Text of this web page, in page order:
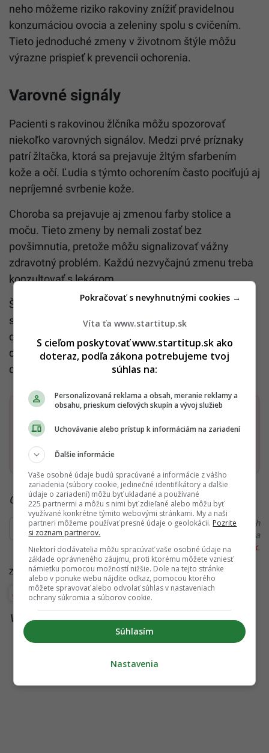
neho môžeme riziko rakoviny znížiť pravidelnou
konzumáciou ovocia a zeleniny spolu s cvičením.
Tieto jednoduché zmeny v životnom štýle môžu
výrazne prispieť k prevencii ochorenia.
Varovné signály
Pacienti s rakovinou žlčníka môžu spozorovať
niekoľko varovných signálov. Medzi prvé príznaky
patrí žltačka, ktorá sa prejavuje žltým sfarbením
kože a očí. Ľudia s týmto ochorením často pociťujú aj
nepríjemné svrbenie kože.
Choroba sa prejavuje aj zmenou farby stolice a
moču. Tieto zmeny by nemali zostať bez
povšimnutia, pretože môžu signalizovať vážny
zdravotný problém. Každú nezvyčajnú zmenu treba
konzultovať s lekárom.
Štatistiky o prežití pacientov s rakovinou žlčníka nie
sú povzbudivé. Z celkového počtu
diagnostikovaných pacientov prežije dlhšie ako
desať rokov len každý šiesty pacient. Preto je
dôležité zachytiť ochorenie včas.
Dostaň Startitup do svojich Google odporúčaní
Čítaj viac z kategórie:Zaujímavosti
Ďakujeme, že čítaš Startitup. V prípade, že máš postreh
alebo si našiel v článku chybu, napíš nám na
redakcia@startitup.sk.
Zdroje:NIH,Cancer Research UK,MailOnline
Štúdie, prieskumy a analýzy
Viac k téme:rakovina,rakovina u mladych
Víta ťa www.startitup.sk
S cieľom poskytovať www.startitup.sk ako
doteraz, podľa zákona potrebujeme tvoj
súhlas na:
Personalizovaná reklama a obsah, meranie reklamy a
obsahu, prieskum cieľových skupín a vývoj služieb
Uchovávanie alebo prístup k informáciám na zariadení
Ďalšie informácie
Vaše osobné údaje budú spracúvané a informácie z vášho
zariadenia (súbory cookie, jedinečné identifikátory a ďalšie
údaje o zariadení) môžu byť ukladané a používané
225 partnermi a môžu s nimi byť zdieľané alebo môžu byť
využívané konkrétne týmito webovými stránkami. My a naši
partneri môžeme používať presné údaje o geolokácii. Pozrite
si zoznam partnerov.
Niektorí dodávatelia môžu spracúvať vaše osobné údaje na
základe oprávneného záujmu, proti ktorému môžete vzniesť
námietku pomocou možností nižšie. Dole na tejto stránke
alebo v ponuke webu nájdite odkaz, pomocou ktorého
môžete spravovať alebo odvolať súhlas v nastaveniach
ochrany súkromia a súborov cookie.
Súhlasím
Pokračovať s nevyhnutnými cookies →
Nastavenia